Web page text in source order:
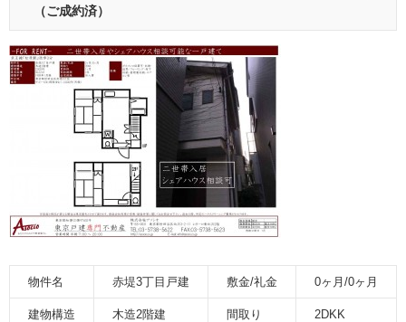
（ご成約済）
物件名 赤堤3丁目戸建 敷金/礼金 0ヶ月/0ヶ月
建物構造 木造2階建 間取り 2DKK